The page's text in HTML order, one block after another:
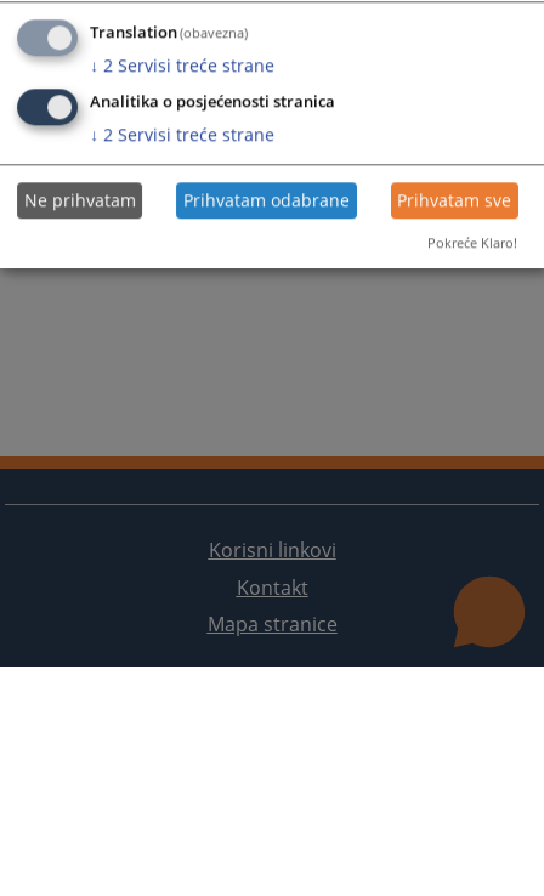
Korisni linkovi
Kontakt
Mapa stranice
Translation(obavezna)
↓ 2 Servisi treće strane
Analitika o posjećenosti stranica
↓ 2 Servisi treće strane
Ne prihvatam Prihvatam odabrane Prihvatam sve
Pokreće Klaro!